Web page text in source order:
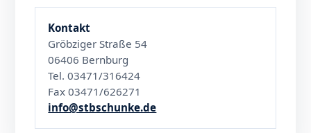
Kontakt
Gröbziger Straße 54
06406 Bernburg
Tel. 03471/316424
Fax 03471/626271
info@stbschunke.de